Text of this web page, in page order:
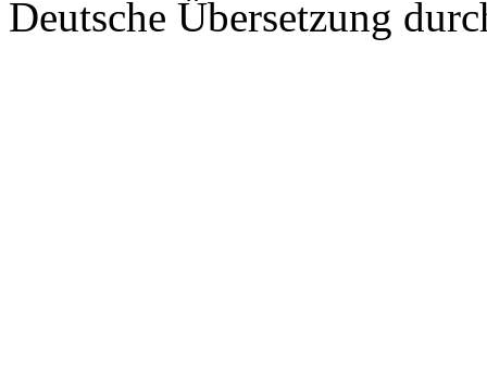
Deutsche Übersetzung